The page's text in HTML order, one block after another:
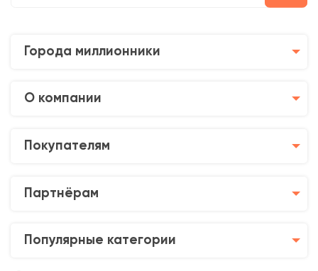
Города миллионники
О компании
Покупателям
Партнёрам
Популярные категории